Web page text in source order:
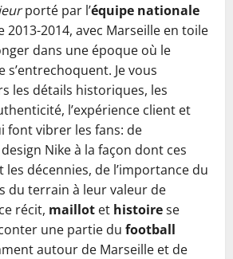
porté par l’équipe nationale
2013-2014, avec Marseille en toile
dans une époque où le
Je vous
les détails historiques, les
l’expérience client et
font vibrer les fans: de
Nike à la façon dont ces
les décennies, de l’importance du
du terrain à leur valeur de
récit, maillot et histoirese
une partie du football
autour de Marseille et de